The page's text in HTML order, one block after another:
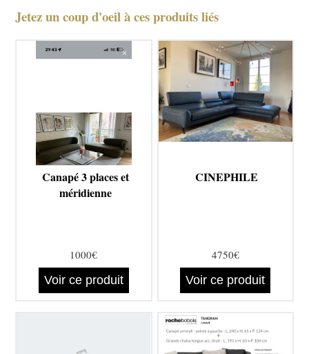
Jetez un coup d'oeil à ces produits liés
Canapé 3 places et
méridienne
1000€
Voir ce produit
CINEPHILE
4750€
Voir ce produit